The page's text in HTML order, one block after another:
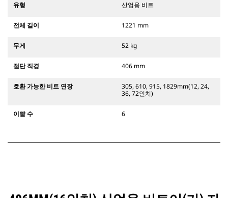
유형 산업용 비트
전체 길이 1221 mm
무게 52 kg
절단 직경 406 mm
호환 가능한 비트 연장
305, 610, 915, 1829mm(12, 24,
36, 72인치)
이빨 수 6